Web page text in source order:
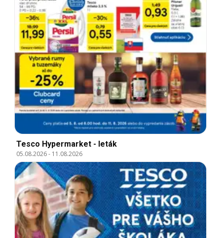
Tesco Hypermarket - leták
05.08.2026- 11.08.2026